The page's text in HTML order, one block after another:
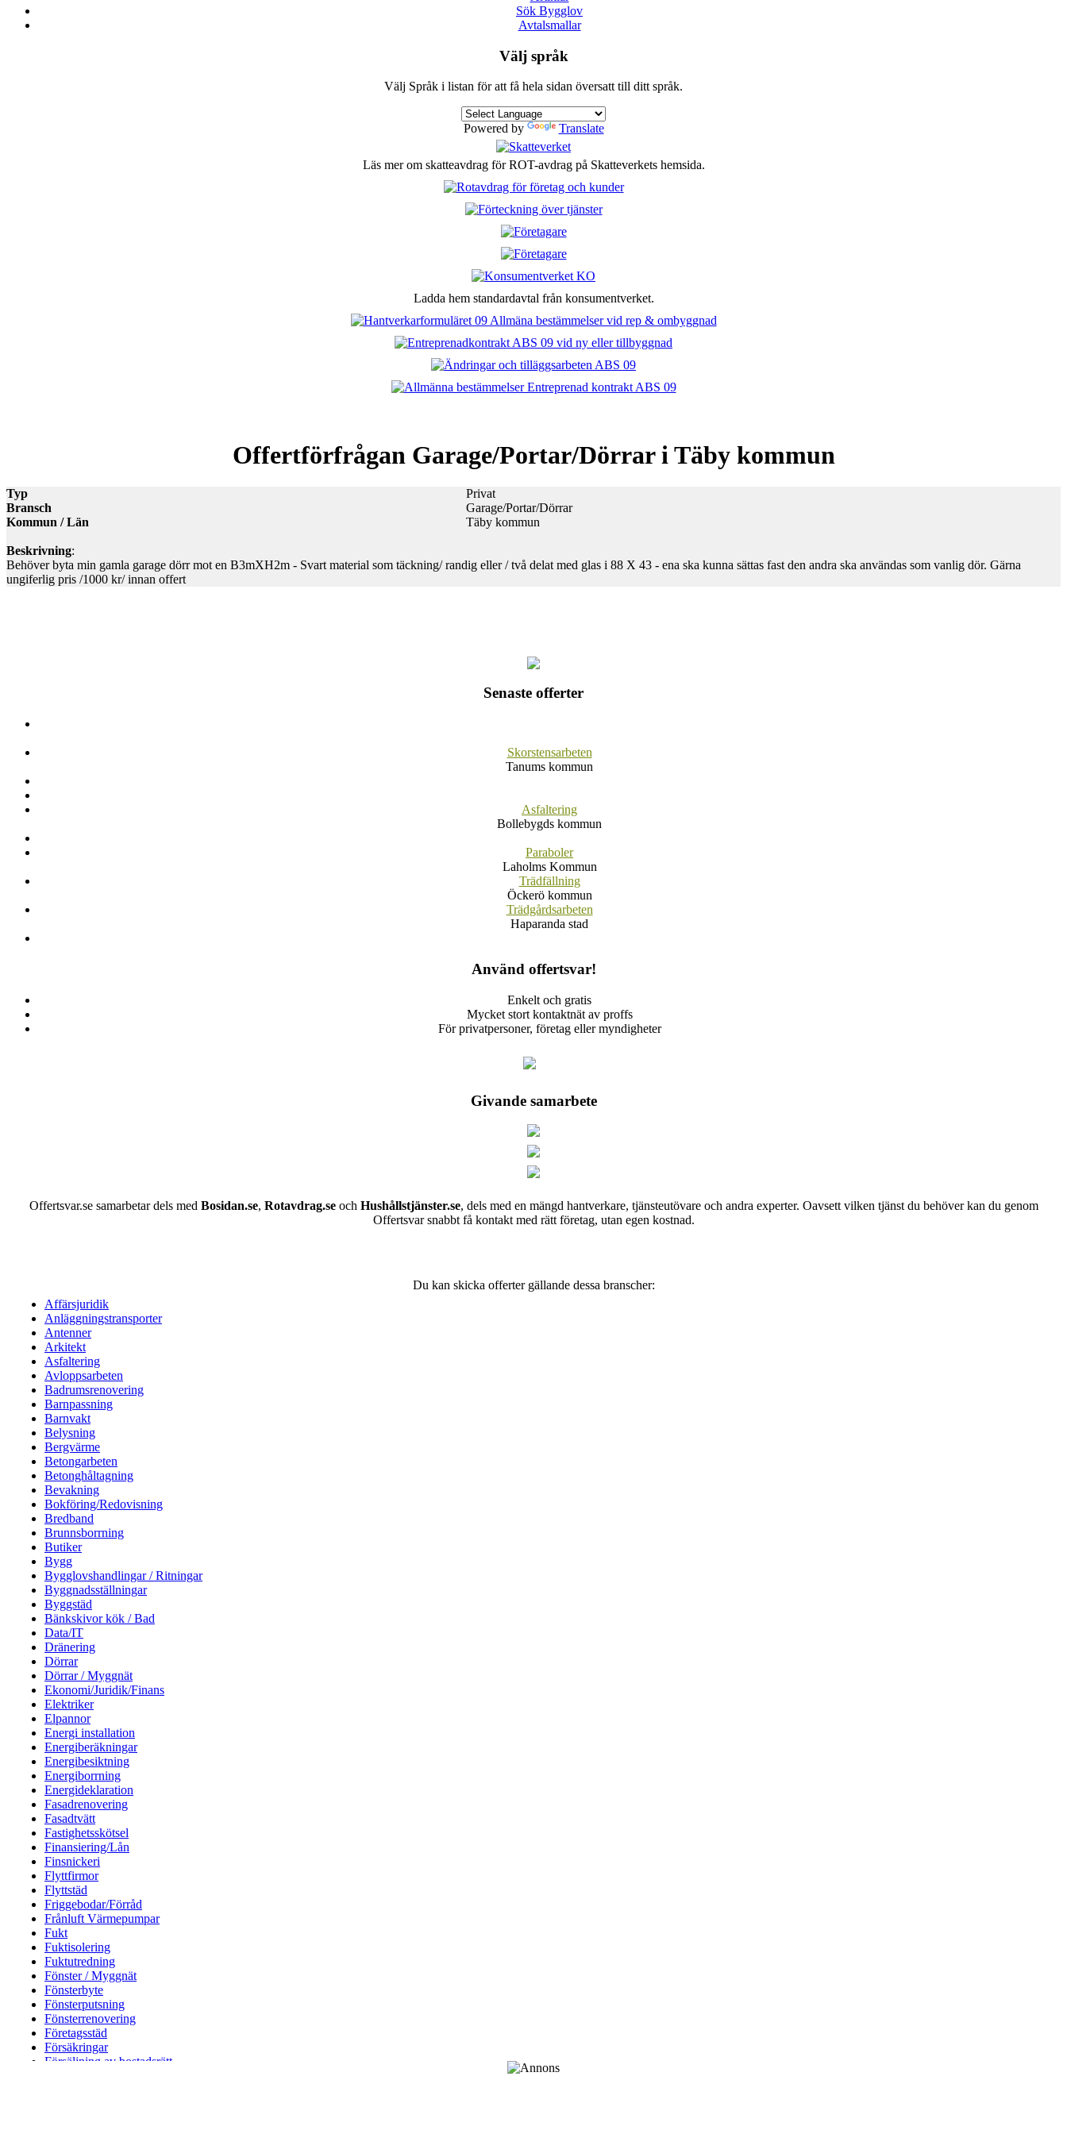
Sök Bygglov
Avtalsmallar
Välj språk
Välj Språk i listan för att få hela sidan översatt till ditt språk.
Powered by Translate
Läs mer om skatteavdrag för ROT-avdrag på Skatteverkets hemsida.
Ladda hem standardavtal från konsumentverket.
Offertförfrågan Garage/Portar/Dörrar i Täby kommun
Typ
Privat
Bransch
Garage/Portar/Dörrar
Kommun / Län
Täby kommun
Beskrivning:
Behöver byta min gamla garage dörr mot en B3mXH2m - Svart material som täckning/ randig eller / två delat med glas i 88 X 43 - ena ska kunna sättas fast den andra ska användas som vanlig dör. Gärna
ungiferlig pris /1000 kr/ innan offert
Senaste offerter
Skorstensarbeten
Tanums kommun
Asfaltering
Bollebygds kommun
Paraboler
Laholms Kommun
Trädfällning
Öckerö kommun
Trädgårdsarbeten
Haparanda stad
Använd offertsvar!
Enkelt och gratis
Mycket stort kontaktnät av proffs
För privatpersoner, företag eller myndigheter
Givande samarbete
Offertsvar.se samarbetar dels med Bosidan.se, Rotavdrag.seoch Hushållstjänster.se, dels med en mängd hantverkare, tjänsteutövare och andra experter. Oavsett vilken tjänst du behöver kan du genom
Offertsvar snabbt få kontakt med rätt företag, utan egen kostnad.